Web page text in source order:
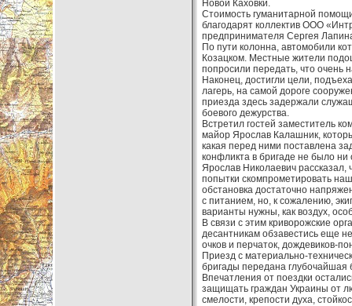
Новой Каховки.
Стоимость гуманитарной
благодарят коллектив ООО
предпринимателя Сергея
По пути колонна, автомобили
Козацком. Местные жители
попросили передать, что очень
Наконец, достигли цели,
лагерь, на самой дороге
приезда здесь задержали
боевого дежурства.
Встретил гостей заместитель
майор Ярослав Калашник,
какая перед ними поставлена
конфликта в бригаде не было ни
Ярослав Николаевич рассказал,
попытки скомпрометировать
обстановка достаточно
с питанием, но, к сожалению,
варианты нужны, как воздух,
В связи с этим криворожские
десантникам обзавестись еще
очков и перчаток, дождевиков-
Приезд с материально-
бригады передана глубочайшая
Впечатления от поездки
защищать граждан Украины от
смелости, крепости духа,